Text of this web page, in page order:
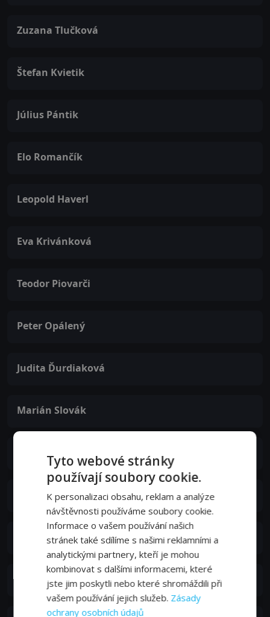
Zuzana Tlučková
Štefan Kvietik
Július Pántik
Elo Romančík
Leopold Haverl
Eva Krivánková
Teodor Piovarči
Peter Opálený
Judita Ďurdiaková
Marián Slovák
Jozef Šimonovič ml.
Ján Kramár
Vladimír Tomčányi
Tyto webové stránky
používají soubory cookie.
K personalizaci obsahu, reklam a analýze
návštěvnosti používáme soubory cookie.
Informace o vašem používání našich
stránek také sdílíme s našimi reklamními a
analytickými partnery, kteří je mohou
kombinovat s dalšími informacemi, které
jste jim poskytli nebo které shromáždili při
vašem používání jejich služeb. Zásady
ochrany osobních údajů